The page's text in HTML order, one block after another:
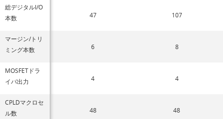
総デジタルI/O
本数
47 107
マージン/トリ
ミング本数
6 8
MOSFETドラ
イバ出力
4 4
CPLDマクロセ
ル数
48 48